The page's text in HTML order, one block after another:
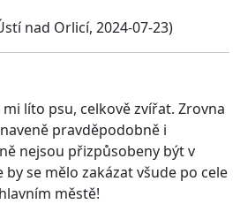
nad Orlicí, 2024-07-23)
líto psu, celkově zvířat. Zrovna
pravděpodobně i
nejsou přizpůsobeny být v
se mělo zakázat všude po cele
městě!